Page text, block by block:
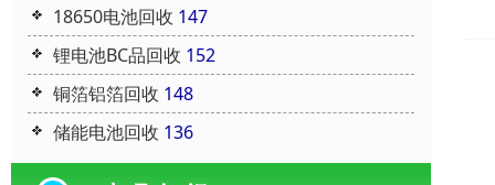
18650电池回收 147
锂电池BC品回收 152
铜箔铝箔回收 148
储能电池回收 136